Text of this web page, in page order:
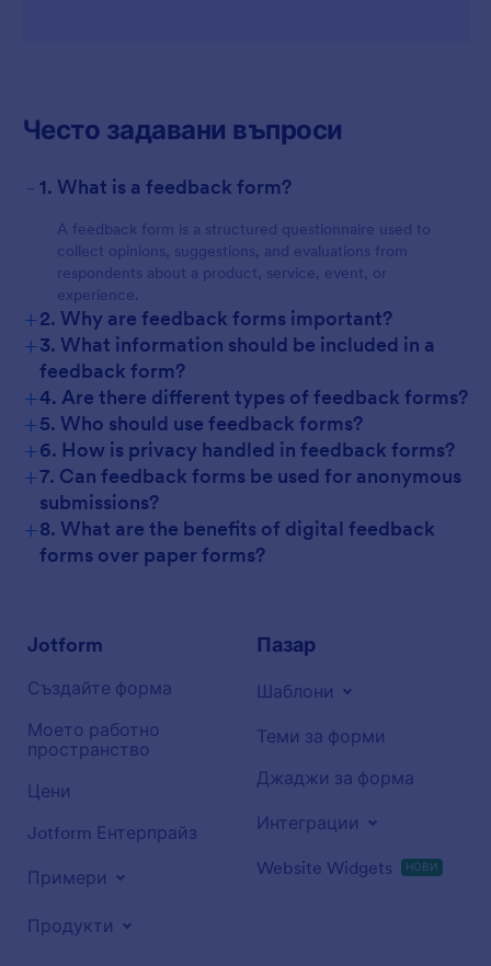
Често задавани въпроси
- 1. What is a feedback form?
A feedback form is a structured questionnaire used to
collect opinions, suggestions, and evaluations from
respondents about a product, service, event, or
experience.
+2. Why are feedback forms important?
+3. What information should be included in a
feedback form?
+4. Are there different types of feedback forms?
+5. Who should use feedback forms?
+6. How is privacy handled in feedback forms?
+7. Can feedback forms be used for anonymous
submissions?
+8. What are the benefits of digital feedback
forms over paper forms?
Jotform
Създайте форма
Моето работно
пространство
Цени
Jotform Ентерпрайз
Примери
Продукти
Пазар
Шаблони
Теми за форми
Джаджи за форма
Интеграции
Website Widgets НОВИ